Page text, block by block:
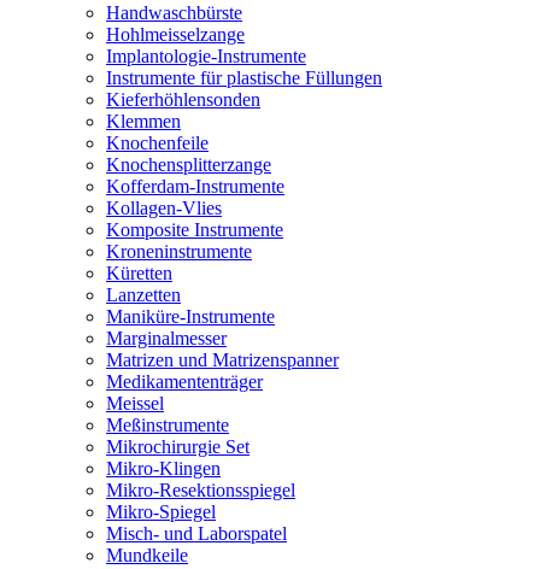
Handwaschbürste
Hohlmeisselzange
Implantologie-Instrumente
Instrumente für plastische Füllungen
Kieferhöhlensonden
Klemmen
Knochenfeile
Knochensplitterzange
Kofferdam-Instrumente
Kollagen-Vlies
Komposite Instrumente
Kroneninstrumente
Küretten
Lanzetten
Maniküre-Instrumente
Marginalmesser
Matrizen und Matrizenspanner
Medikamententräger
Meissel
Meßinstrumente
Mikrochirurgie Set
Mikro-Klingen
Mikro-Resektionsspiegel
Mikro-Spiegel
Misch- und Laborspatel
Mundkeile